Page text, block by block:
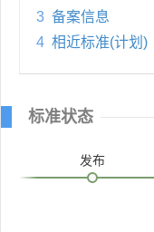
3 备案信息
4 相近标准(计划)
标准状态
发布